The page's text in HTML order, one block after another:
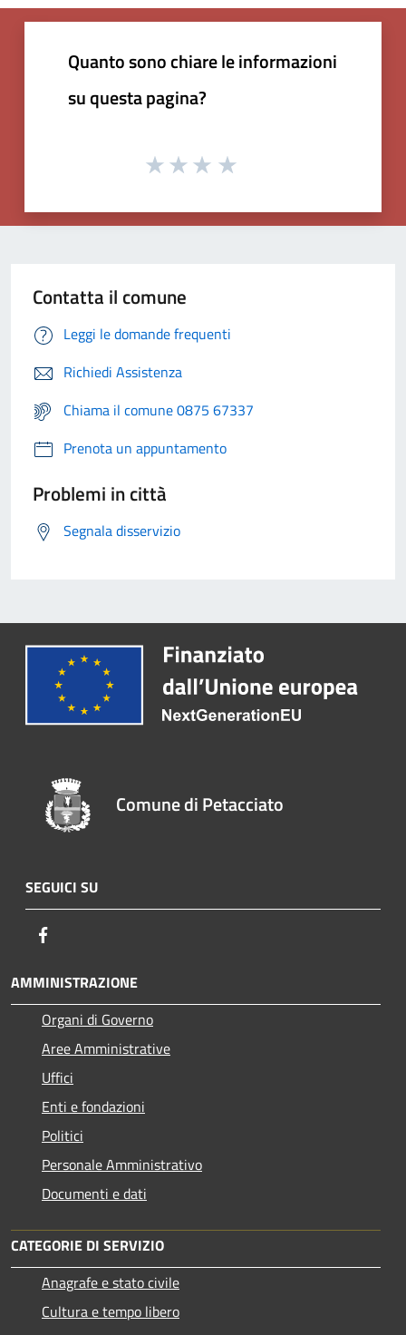
Quanto sono chiare le informazioni
su questa pagina?
Contatta il comune
Leggi le domande frequenti
Richiedi Assistenza
Chiama il comune 0875 67337
Prenota un appuntamento
Problemi in città
Segnala disservizio
Comune di Petacciato
SEGUICI SU
AMMINISTRAZIONE
Organi di Governo
Aree Amministrative
Uffici
Enti e fondazioni
Politici
Personale Amministrativo
Documenti e dati
CATEGORIE DI SERVIZIO
Anagrafe e stato civile
Cultura e tempo libero